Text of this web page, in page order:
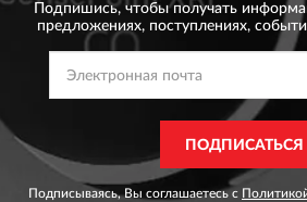
Подпишись, чтобы получать
предложениях, поступлениях,
ПОДПИСАТЬСЯ
Подписываясь, Вы соглашаетесь с